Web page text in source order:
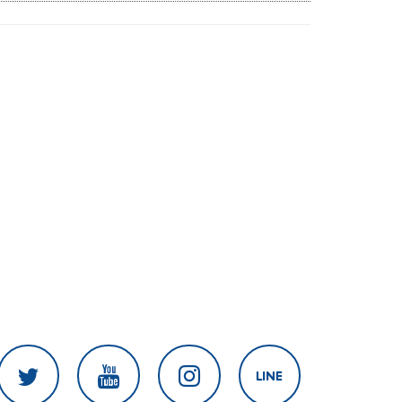
Quality & Longevity ตอบโจทย์